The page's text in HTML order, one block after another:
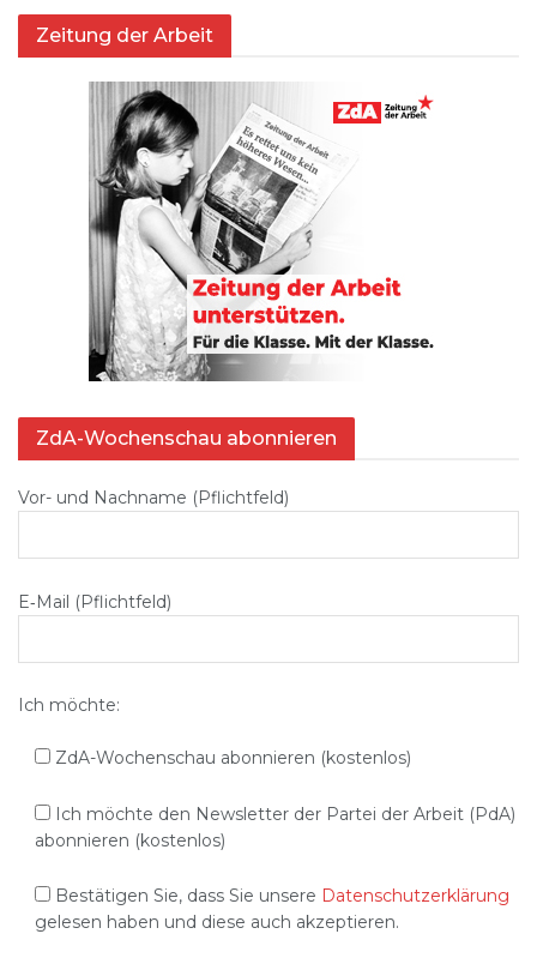
Zeitung der Arbeit
ZdA-Wochenschau abonnieren
Vor- und Nachname (Pflichtfeld)
E‑Mail (Pflichtfeld)
Ich möchte:
ZdA-Wochenschau abonnieren (kostenlos)
Ich möchte den Newsletter der Partei der Arbeit (PdA)
abonnieren (kostenlos)
Bestätigen Sie, dass Sie unsere Datenschutzerklärung
gelesen haben und diese auch akzeptieren.